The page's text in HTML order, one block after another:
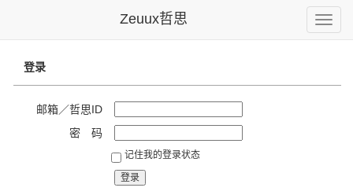
Toggle
Zeuux哲思
登录
邮箱／哲思ID
密 码
记住我的登录状态